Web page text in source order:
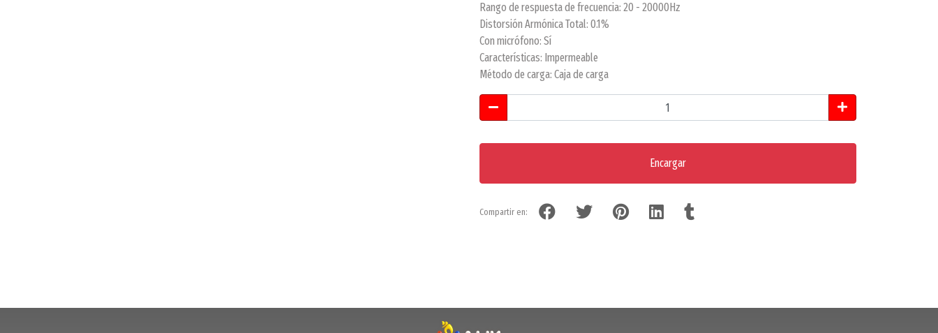
Rango de respuesta de frecuencia: 20 - 20000Hz
Distorsión Armónica Total: 0.1%
Con micrófono: Sí
Características: Impermeable
Método de carga: Caja de carga
Encargar
Compartir en: